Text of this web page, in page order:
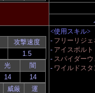
攻撃速度
光 闇
威厳 運
<使用スキル>
- フリーリジ
- アイスボルト
- スパイダー
- ワイルドス